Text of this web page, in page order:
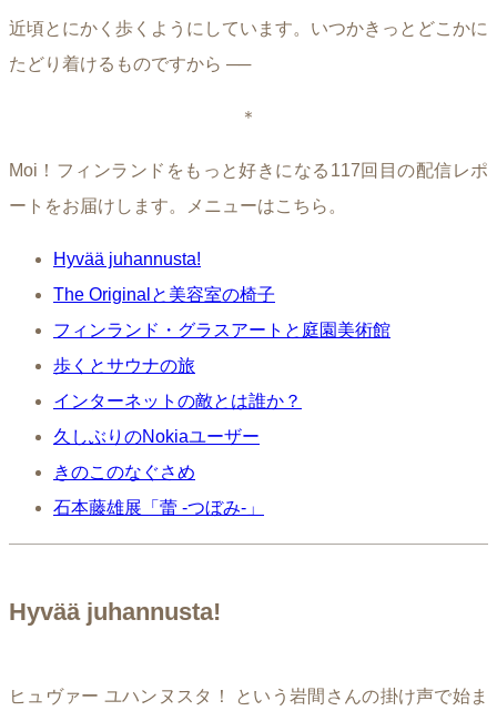
近頃とにかく歩くようにしています。いつかきっとどこかに
たどり着けるものですから ──
＊
Moi！フィンランドをもっと好きになる117回目の配信レポ
ートをお届けします。メニューはこちら。
Hyvää juhannusta!
The Originalと美容室の椅子
フィンランド・グラスアートと庭園美術館
歩くとサウナの旅
インターネットの敵とは誰か？
久しぶりのNokiaユーザー
きのこのなぐさめ
石本藤雄展「蕾 -つぼみ-」
Hyvää juhannusta!
ヒュヴァー ユハンヌスタ！ という岩間さんの掛け声で始ま